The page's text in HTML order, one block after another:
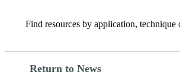
Search
Return to News